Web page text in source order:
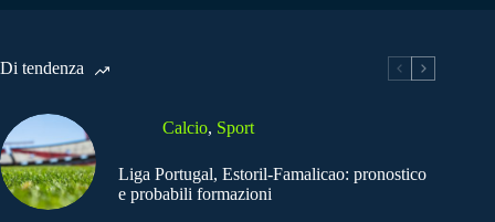
Di tendenza
Calcio, Sport
Liga Portugal, Estoril-Famalicao: pronostico
e probabili formazioni